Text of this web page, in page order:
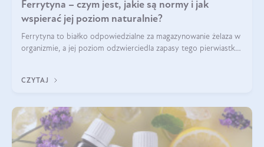
Ferrytyna – czym jest, jakie są normy i jak
wspierać jej poziom naturalnie?
Ferrytyna to białko odpowiedzialne za magazynowanie żelaza w
organizmie, a jej poziom odzwierciedla zapasy tego pierwiastka.
funkcjonowanie (
CZYTAJ